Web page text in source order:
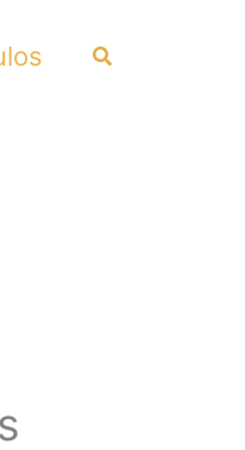
Search